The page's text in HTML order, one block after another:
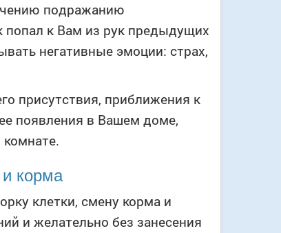
подражанию
попал к Вам из рук предыдущих
негативные эмоции: страх,
присутствия, приближения к
появления в Вашем доме,
комнате.
корма
клетки, смену корма и
и желательно без занесения